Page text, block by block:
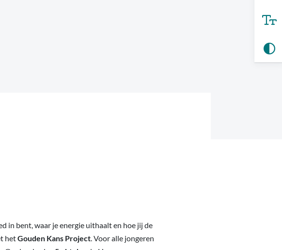
in bent, waar je energie uithaalt en hoe jij de
hetGouden Kans Project. Voor alle jongeren